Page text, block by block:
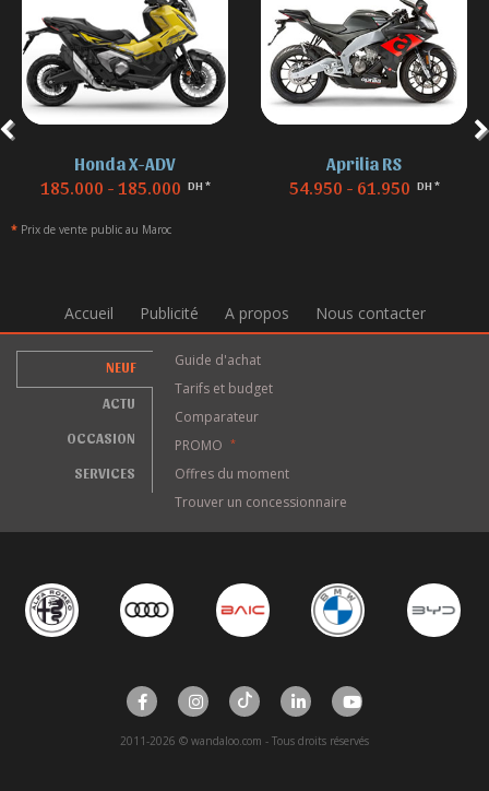
Aprilia RS
54.950 - 61.950
DH *
BMW F 850
155.000 - 155.000 DH *
* Prix de vente public au Maroc
Accueil Publicité A propos Nous contacter
NEUF
ACTU
OCCASION
SERVICES
Guide d'achat
Tarifs et budget
Comparateur
PROMO
*
Offres du moment
Trouver un concessionnaire
2011-2026 © wandaloo.com - Tous droits réservés